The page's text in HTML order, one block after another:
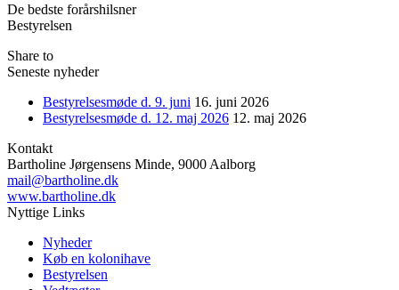
De bedste forårshilsner
Bestyrelsen
Share to
Seneste nyheder
Bestyrelsesmøde d. 9. juni 16. juni 2026
Bestyrelsesmøde d. 12. maj 2026 12. maj 2026
Kontakt
Bartholine Jørgensens Minde, 9000 Aalborg
mail@bartholine.dk
www.bartholine.dk
Nyttige Links
Nyheder
Køb en kolonihave
Bestyrelsen